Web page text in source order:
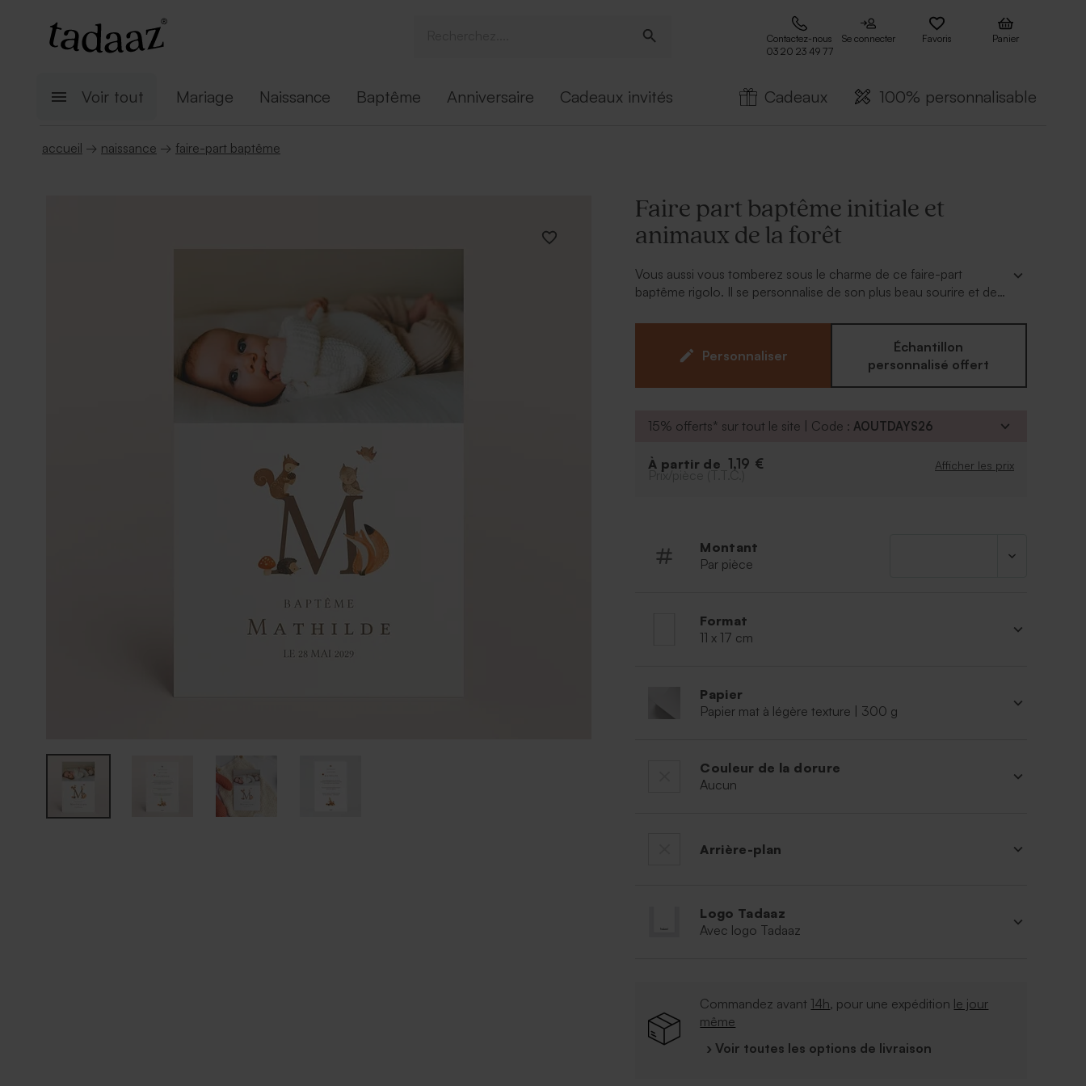
Contactez-nous
03 20 23 49 77
Se connecter Favoris Panier
Voir tout Mariage Naissance Baptême Anniversaire Cadeaux invités Cadeaux 100% personnalisable
accueil → naissance → faire-part baptême
Faire part baptême initiale et
animaux de la forêt
Vous aussi vous tomberez sous le charme de ce faire-part
baptême rigolo. Il se personnalise de son plus beau sourire et de
Personnaliser
Échantillon
personnalisé offert
15% offerts* sur tout le site | Code :AOUTDAYS26
À partir de 1,19 € Afficher les prix
Prix/pièce (T.T.C.)
Montant
Par pièce
Format
11 x 17 cm
Papier
Papier mat à légère texture | 300 g
Couleur de la dorure
Aucun
Arrière-plan
Logo Tadaaz
Avec logo Tadaaz
Commandez avant 14h, pour une expédition le jour
même
› Voir toutes les options de livraison